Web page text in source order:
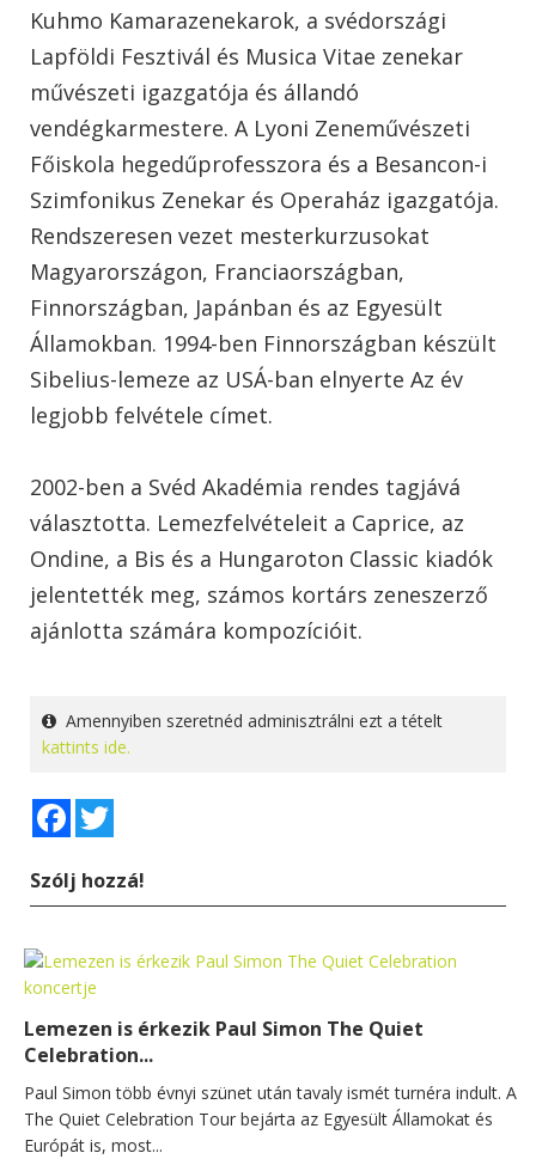
Kuhmo Kamarazenekarok, a svédországi
Lapföldi Fesztivál és Musica Vitae zenekar
művészeti igazgatója és állandó
vendégkarmestere. A Lyoni Zeneművészeti
Főiskola hegedűprofesszora és a Besancon-i
Szimfonikus Zenekar és Operaház igazgatója.
Rendszeresen vezet mesterkurzusokat
Magyarországon, Franciaországban,
Finnországban, Japánban és az Egyesült
Államokban. 1994-ben Finnországban készült
Sibelius-lemeze az USÁ-ban elnyerte Az év
legjobb felvétele címet.
2002-ben a Svéd Akadémia rendes tagjává
választotta. Lemezfelvételeit a Caprice, az
Ondine, a Bis és a Hungaroton Classic kiadók
jelentették meg, számos kortárs zeneszerző
ajánlotta számára kompozícióit.
Amennyiben szeretnéd adminisztrálni ezt a tételt
kattints ide.
Facebook
Szólj hozzá!
Lemezen is érkezik Paul Simon The Quiet
Celebration...
Paul Simon több évnyi szünet után tavaly ismét turnéra indult. A
The Quiet Celebration Tour bejárta az Egyesült Államokat és
Európát is, most...